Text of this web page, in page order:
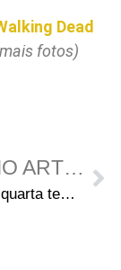
Dead
fotos)
PRÓXIMO ARTIGO
Spoilers da quarta temporada de The Walking Dead: Título do episódio 4 e novidades no elenco